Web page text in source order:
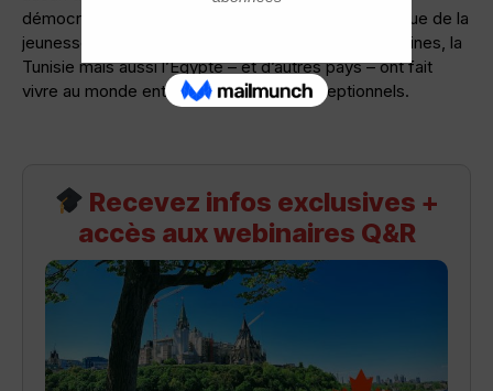
démocratique dans ce pays ni sur la maturité politique de la
jeunesse tunisienne. En l’espace de quelques semaines, la
Tunisie mais aussi l’Égypte – et d’autres pays – ont fait
vivre au monde entier des moments exceptionnels.
Recevez infos exclusives +
accès aux webinaires Q&R